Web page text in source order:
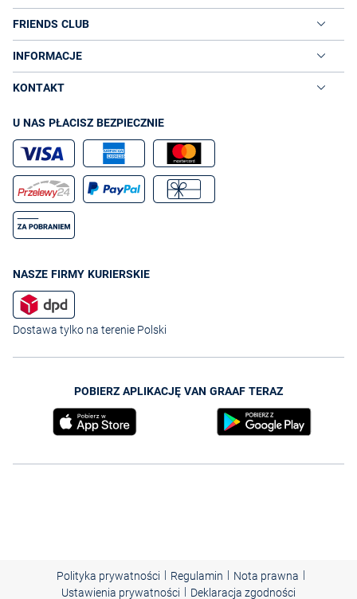
FRIENDS CLUB
INFORMACJE
KONTAKT
U NAS PŁACISZ BEZPIECZNIE
NASZE FIRMY KURIERSKIE
Dostawa tylko na terenie Polski
POBIERZ APLIKACJĘ VAN GRAAF TERAZ
Polityka prywatności | Regulamin | Nota prawna |
Ustawienia prywatności | Deklaracja zgodności